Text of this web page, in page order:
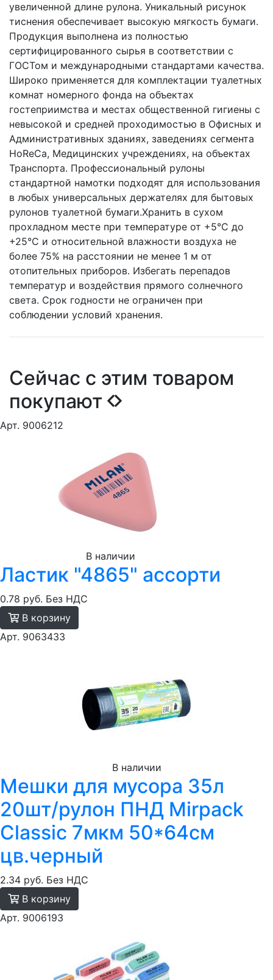
увеличенной длине рулона. Уникальный рисунок
тиснения обеспечивает высокую мягкость бумаги.
Продукция выполнена из полностью
сертифицированного сырья в соответствии с
ГОСТом и международными стандартами качества.
Широко применяется для комплектации туалетных
комнат номерного фонда на объектах
гостеприимства и местах общественной гигиены с
невысокой и средней проходимостью в Офисных и
Административных зданиях, заведениях сегмента
HoReCa, Медицинских учреждениях, на объектах
Транспорта. Профессиональный рулоны
стандартной намотки подходят для использования
в любых универсальных держателях для бытовых
рулонов туалетной бумаги.Хранить в сухом
прохладном месте при температуре от +5°C до
+25°C и относительной влажности воздуха не
более 75% на расстоянии не менее 1 м от
отопительных приборов. Избегать перепадов
температур и воздействия прямого солнечного
света. Срок годности не ограничен при
соблюдении условий хранения.
Сейчас с этим товаром
покупают
Арт. 9006212
В наличии
Ластик "4865" ассорти
0.78 руб. Без НДС
В корзину
Арт. 9063433
В наличии
Мешки для мусора 35л
20шт/рулон ПНД Mirpack
Classic 7мкм 50*64см
цв.черный
2.34 руб. Без НДС
В корзину
Арт. 9006193